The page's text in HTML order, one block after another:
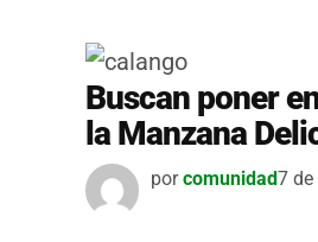
Buscan poner
la Manzana
por comunidad7